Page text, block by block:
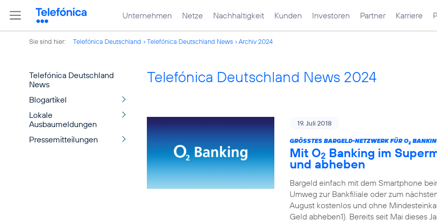
Unternehmen Netze Nachhaltigkeit Kunden Investoren Partner Karriere
Sie sind hier: Telefónica Deutschland Telefónica Deutschland News Archiv 2024
Telefónica Deutschland
News
Blogartikel
Lokale
Ausbaumeldungen
Pressemitteilungen
Telefónica Deutschland News 2024
19. Juli 2018
GRÖSSTES BARGELD-NETZWERK FÜR O 2
Mit O2 Banking im
und abheben
Bargeld einfach mit dem Smartphone
Umweg zur Bankfiliale oder zum
August kostenlos und ohne
Geld abheben1). Bereits seit Mai dieses